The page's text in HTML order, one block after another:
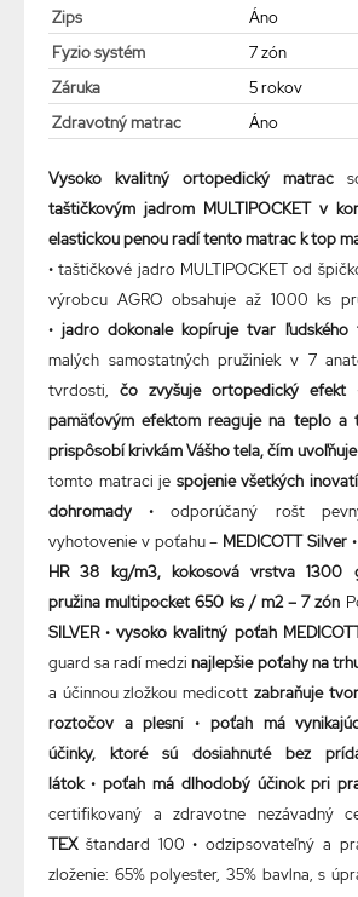
Zips
Áno
Fyzio systém
7 zón
Záruka
5 rokov
Zdravotný matrac
Áno
Vysoko kvalitný ortopedický matrac
taštičkovým jadrom MULTIPOCKET v
elastickou penou radí tento matrac k top
• taštičkové jadro MULTIPOCKET od
výrobcu AGRO obsahuje až 1000 ks
•jadro dokonale kopíruje tvar ľudského
malých samostatných pružiniek v 7
tvrdosti, čo zvyšuje ortopedický efekt
pamäťovým efektom reaguje na teplo a
prispôsobí krivkám Vášho tela, čím
tomto matraci je spojenie všetkých
dohromady • odporúčaný rošt
vyhotovenie v poťahu – MEDICOTT Silver
HR 38 kg/m3, kokosová vrstva 1300
pružina multipocket 650 ks / m2 – 7 zón
SILVER•vysoko kvalitný poťah
guard sa radí medzinajlepšie poťahy na
a účinnou zložkou medicott zabraňuje
roztočov a plesní • poťah má
účinky, ktoré sú dosiahnuté bez
látok• poťah má dlhodobý účinok pri
certifikovaný a zdravotne nezávadný
TEXštandard 100 • odzipsovateľný a
zloženie: 65% polyester, 35% bavlna, s